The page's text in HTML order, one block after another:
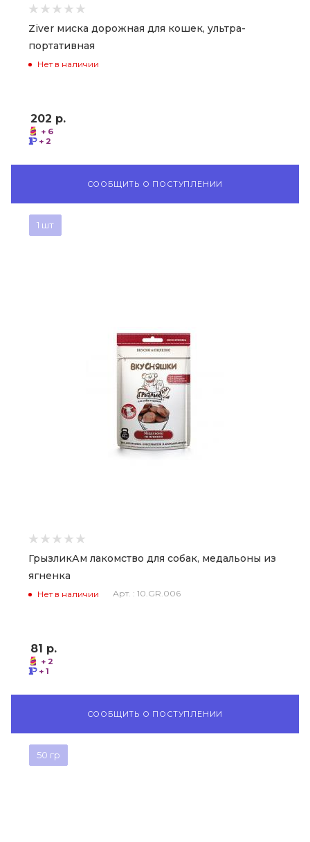
Ziver миска дорожная для кошек, ультра-
портативная
Нет в наличии
202 р.
+ 6
+ 2
СООБЩИТЬ О ПОСТУПЛЕНИИ
1 шт
ГрызликАм лакомство для собак, медальоны из
ягненка
Нет в наличии Арт. : 10.GR.006
81 р.
+ 2
+ 1
СООБЩИТЬ О ПОСТУПЛЕНИИ
50 гр